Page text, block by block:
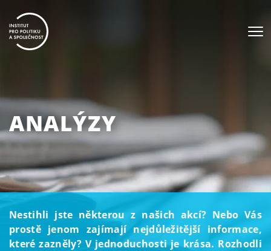
ANALÝZY
Nestihli jste některou z našich akcí? Nebo Vás
prostě jenom zajímají nejdůležitější informace,
které zazněly? V jednoduchosti je krása. Rozhodli